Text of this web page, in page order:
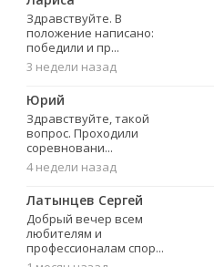
Здравствуйте. В
положение написано:
победили и пр...
3 недели назад
Юрий
Здравствуйте, такой
вопрос. Проходили
соревновани...
4 недели назад
Латынцев Сергей
Добрый вечер всем
любителям и
профессионалам спор...